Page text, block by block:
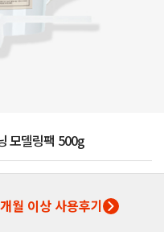
모델링팩 500g
월 이상 사용후기